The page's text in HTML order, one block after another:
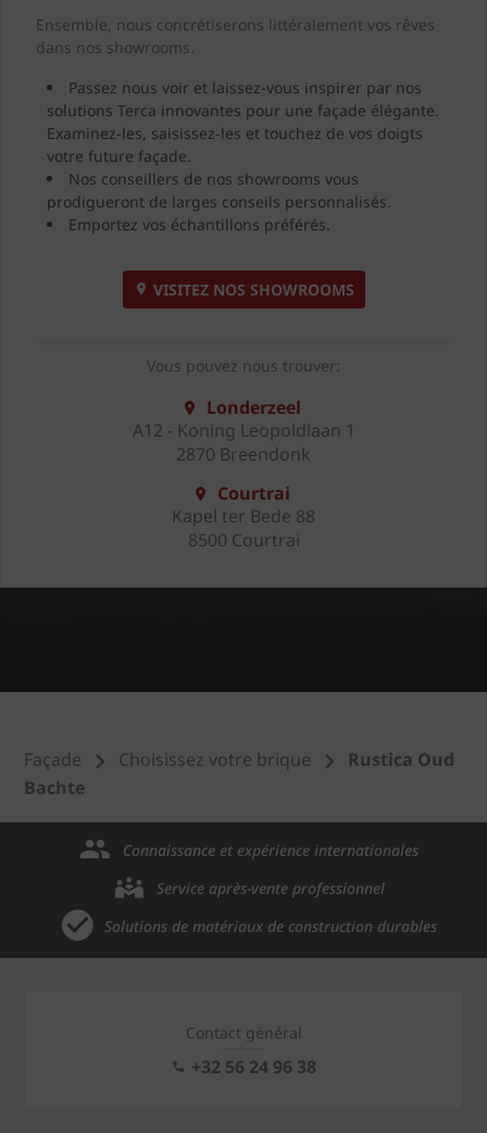
Ensemble, nous concrétiserons littéralement vos rêves
dans nos showrooms.
Passez nous voir et laissez-vous inspirer par nos
solutions Terca innovantes pour une façade élégante.
Examinez-les, saisissez-les et touchez de vos doigts
votre future façade.
Nos conseillers de nos showrooms vous
prodigueront de larges conseils personnalisés.
Emportez vos échantillons préférés.
VISITEZ NOS SHOWROOMS
Vous pouvez nous trouver:
Londerzeel
A12 - Koning Leopoldlaan 1
2870 Breendonk
Courtrai
Kapel ter Bede 88
8500 Courtrai
Façade Choisissez votre brique
Rustica Oud
Bachte
Connaissance et expérience internationales
Service après-vente professionnel
Solutions de matériaux de construction durables
Contact général
+32 56 24 96 38